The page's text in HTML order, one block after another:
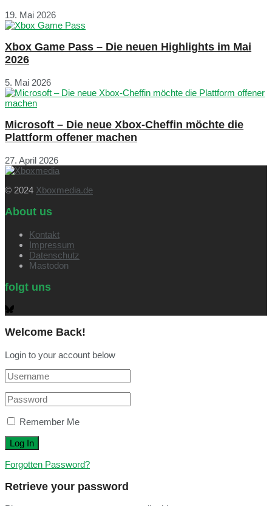
19. Mai 2026
Xbox Game Pass – Die neuen Highlights im Mai
2026
5. Mai 2026
Microsoft – Die neue Xbox-Cheffin möchte die
Plattform offener machen
27. April 2026
© 2024 Xboxmedia.de
About us
Kontakt
Impressum
Datenschutz
Mastodon
folgt uns
Welcome Back!
Login to your account below
Remember Me
Forgotten Password?
Retrieve your password